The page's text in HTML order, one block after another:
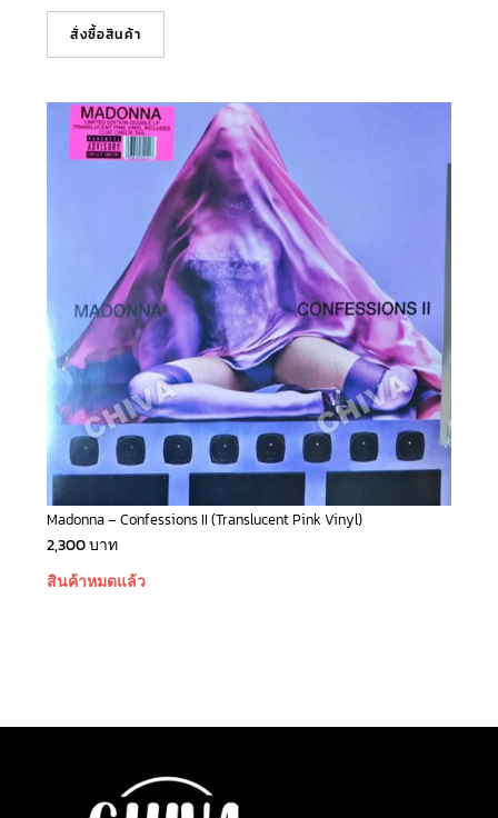
สั่งซื้อสินค้า
Madonna – Confessions II (Translucent Pink Vinyl)
2,300บาท
สินค้าหมดแล้ว